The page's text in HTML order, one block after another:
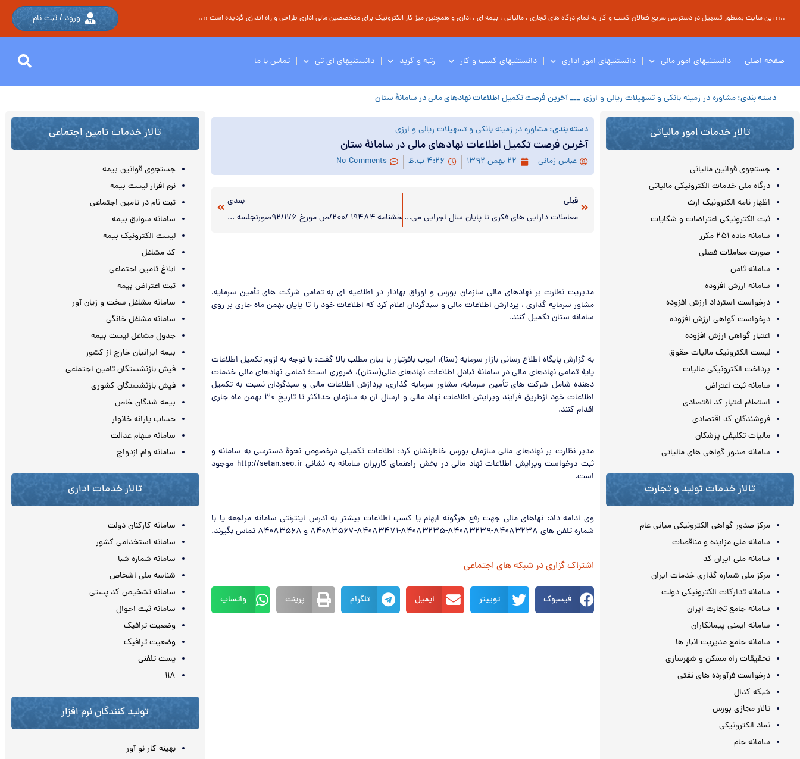
..:: این سایت بمنظور تسهیل در دسترسی سریع فعالان کسب و کار به تمام درگاه های تجاری ، مالیاتی ، بیمه ای ، اداری و همچنین میز کار الکترونیک برای متخصصین مالی اداری طراحی و راه اندازی گردیده است ::.. ورود / ثبت نام
صفحه اصلی دانستنیهای امور مالی دانستنیهای امور اداری دانستنیهای کسب و کار رتبه و گرید دانستنیهای آی تی تماس با ما
دسته بندی:مشاوره در زمینه بانکی و تسهیلات ریالی و ارزی ___ آخرین فرصت تکمیل اطلاعات نهادهای مالی در سامانۀ ستان
تالار خدمات امور مالیاتی
جستجوی قوانین مالیانی
درگاه ملی خدمات الکترونیکی مالیاتی
اظهار نامه الکترونیک ارث
ثبت الکترونیکی اعتراضات و شکایات
سامانه ماده ۲۵۱ مکرر
صورت معاملات فصلی
سامانه ثامن
سامانه ارزش افزوده
درخواست استرداد ارزش افزوده
درخواست گواهی ارزش افزوده
اعتبار گواهی ارزش افزوده
لیست الکترونیک مالیات حقوق
پرداخت الکترونیکی مالیات
سامانه ثبت اعتراض
استعلام اعتبار کد اقتصادی
فروشندگان کد اقتصادی
مالیات تکلیفی پزشکان
سامانه صدور گواهی های مالیاتی
تالار خدمات تولید و تجارت
مرکز صدور گواهی الکترونیکی میانی عام
سامانه ملی مزایده و مناقصات
سامانه ملی ایران کد
مرکز ملی شماره گذاری خدمات ایران
سامانه تدارکات الکترونیکی دولت
سامانه جامع تجارت ایران
سامانه ایمنی پیمانکاران
سامانه جامع مدیریت انبار ها
تحقیقات راه مسکن و شهرسازی
درخواست فرآورده های نفتی
شبکه کدال
تالار مجازی بورس
نماد الکترونیکی
سامانه جام
دسته بندی:مشاوره در زمینه بانکی و تسهیلات ریالی و ارزی
آخرین فرصت تکمیل اطلاعات نهادهای مالی در سامانۀ ستان
عباس زمانی ۲۲ بهمن ۱۳۹۲ ۴:۲۶ ب.ظ No Comments
قبلی
معاملات دارایی های فکری تا پایان سال اجرایی می شوند.
بعدی
خشنامه ۱۹۴۸۴ /۲۰۰/ص مورخ ۹۲/۱۱/۶صورتجلسه مورخ ۲۰/۸/۱۳۹۲ شورای عالی مالیاتی به شماره ۲۷- ۲۰۱ مورخ ۹/۱۰/۱۳۹۲ (هزینه سود سپرده پرداختی مؤسسات مالی فاقد مجوز فعالیت از بانک مرکزی)
مدیریت نظارت بر نهادهای مالی سازمان بورس و اوراق بهادار در اطلاعیه ای به تمامی شرکت های تأمین سرمایه،
مشاور سرمایه گذاری ، پردازش اطلاعات مالی و سبدگردان اعلام کرد که اطلاعات خود را تا پایان بهمن ماه جاری بر روی
سامانه ستان تکمیل کنند.
به گزارش پایگاه اطلاع رسانی بازار سرمایه (سنا)، ایوب باقرتبار با بیان مطلب بالا گفت: با توجه به لزوم تکمیل اطلاعات
پایۀ تمامی نهادهای مالی در سامانۀ تبادل اطلاعات نهادهای مالی(ستان)، ضروری است؛ تمامی نهادهای مالی خدمات
دهنده شامل شرکت های تأمین سرمایه، مشاور سرمایه گذاری، پردازش اطلاعات مالی و سبدگردان نسبت به تکمیل
اطلاعات خود ازطریق فرآیند ویرایش اطلاعات نهاد مالی و ارسال آن به سازمان حداکثر تا تاریخ ۳۰ بهمن ماه جاری
اقدام کنند.
مدیر نظارت بر نهادهای مالی سازمان بورس خاطرنشان کرد: اطلاعات تکمیلی درخصوص نحوۀ دسترسی به سامانه و
ثبت درخواست ویرایش اطلاعات نهاد مالی در بخش راهنمای کاربران سامانه به نشانی http://setan.seo.ir موجود
است.
وی ادامه داد: نهاهای مالی جهت رفع هرگونه ابهام یا کسب اطلاعات بیشتر به آدرس اینترنتی سامانه مراجعه یا با
شماره تلفن های ۸۴۰۸۳۲۳۸-۸۴۰۸۳۲۳۹-۸۴۰۸۳۲۳۵-۸۴۰۸۳۴۷۱-۸۴۰۸۳۵۶۷ و ۸۴۰۸۳۵۶۸ تماس بگیرند.
اشتراک گزاری در شبکه های اجتماعی
فیسبوک توییتر ایمیل تلگرام پرینت واتساپ
تالار خدمات تامین اجتماعی
جستجوی قوانین بیمه
نرم افزار لیست بیمه
ثبت نام در تامین اجتماعی
سامانه سوابق بیمه
لیست الکترونیک بیمه
کد مشاغل
ابلاغ تامین اجتماعی
ثبت اعتراض بیمه
سامانه مشاغل سخت و زیان آور
سامانه مشاغل خانگی
جدول مشاغل لیست بیمه
بیمه ایرانیان خارج از کشور
فیش بازنشستگان تامین اجتماعی
فیش بازنشستگان کشوری
بیمه شدگان خاص
حساب یارانه خانوار
سامانه سهام عدالت
سامانه وام ازدواج
تالار خدمات اداری
سامانه کارکنان دولت
سامانه استخدامی کشور
سامانه شماره شبا
شناسه ملی اشخاص
سامانه تشخیص کد پستی
سامانه ثبت احوال
وضعیت ترافیک
وضعیت ترافیک
پست تلفنی
۱۱۸
تولید کنندگان نرم افزار
بهینه کار نو آور